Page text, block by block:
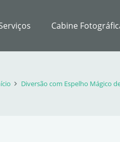
Cabine
Diversão com Espelho Mágico